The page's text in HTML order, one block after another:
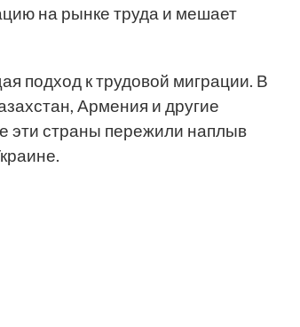
на рынке труда и мешает
подход к трудовой миграции. В
Армения и другие
эти страны пережили наплыв